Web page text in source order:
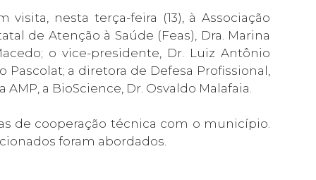
nesta terça-feira (13), à Associação
de Atenção à Saúde (Feas), Dra. Marina
o vice-presidente, Dr. Luiz Antônio
Pascolat; a diretora de Defesa Profissional,
a BioScience, Dr. Osvaldo Malafaia.
de cooperação técnica com o município.
foram abordados.